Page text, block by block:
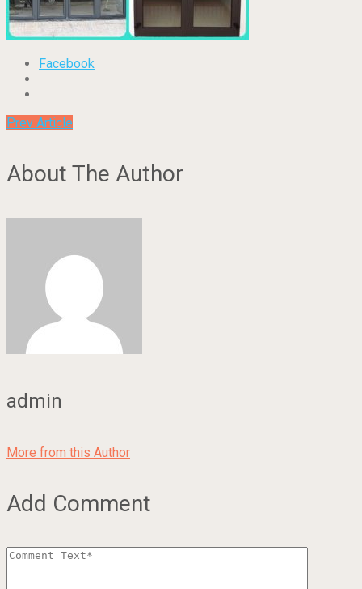
Facebook
Prev Article
About The Author
admin
More from this Author
Add Comment